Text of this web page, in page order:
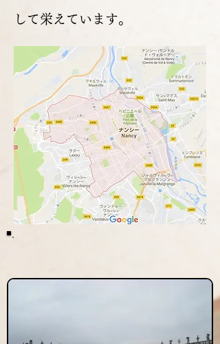
して栄えています。